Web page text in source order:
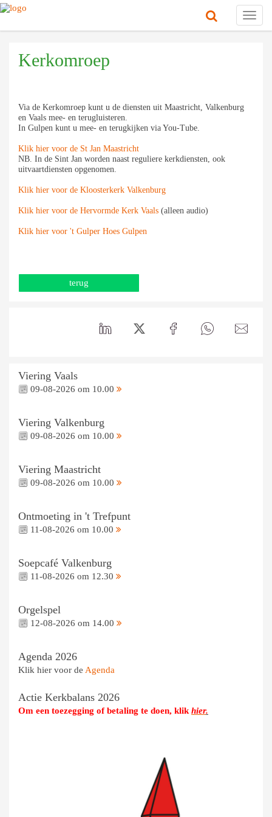
Kerkomroep
Via de Kerkomroep kunt u de diensten uit Maastricht, Valkenburg
en Vaals mee- en terugluisteren.
In Gulpen kunt u mee- en terugkijken via You-Tube.
Klik hier voor de St Jan Maastricht
NB. In de Sint Jan worden naast reguliere kerkdiensten, ook
uitvaartdiensten opgenomen.
Klik hier voor de Kloosterkerk Valkenburg
Klik hier voor de Hervormde Kerk Vaals (alleen audio)
Klik hier voor 't Gulper Hoes Gulpen
terug
Viering Vaals
09-08-2026 om 10.00
Viering Valkenburg
09-08-2026 om 10.00
Viering Maastricht
09-08-2026 om 10.00
Ontmoeting in 't Trefpunt
11-08-2026 om 10.00
Soepcafé Valkenburg
11-08-2026 om 12.30
Orgelspel
12-08-2026 om 14.00
Agenda 2026
Klik hier voor de Agenda
Actie Kerkbalans 2026
Om een toezegging of betaling te doen, klik hier.